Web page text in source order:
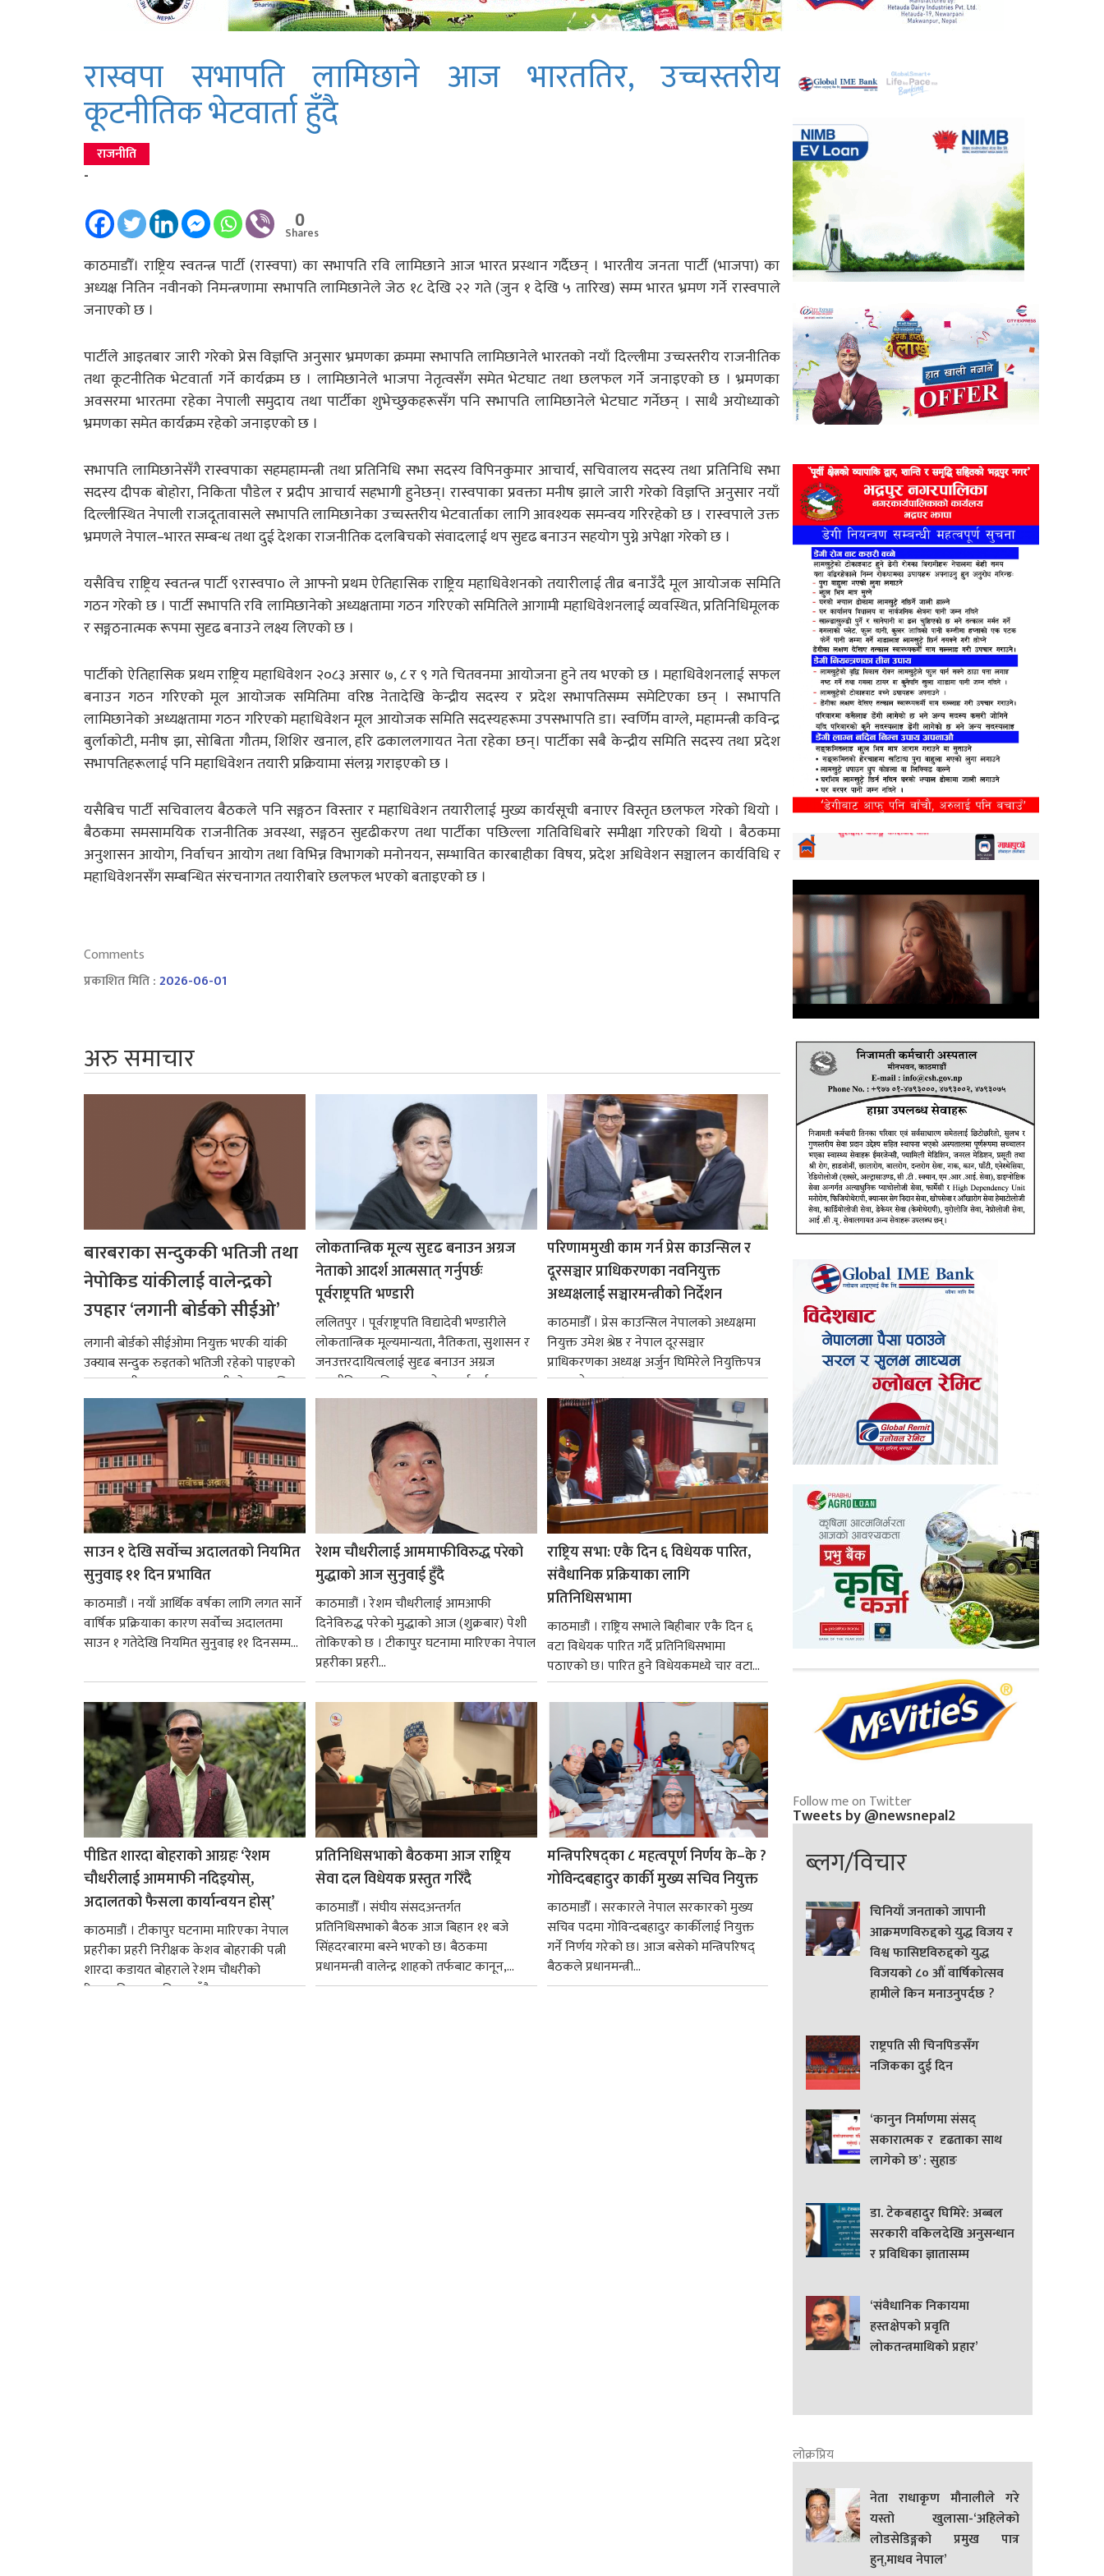
रास्वपा सभापति लामिछाने आज भारततिर, उच्चस्तरीय
कूटनीतिक भेटवार्ता हुँदै
राजनीति
-
0
Shares
काठमाडौँ। राष्ट्रिय स्वतन्त्र पार्टी (रास्वपा) का सभापति रवि लामिछाने आज भारत प्रस्थान गर्दैछन् । भारतीय जनता पार्टी (भाजपा) का
अध्यक्ष नितिन नवीनको निमन्त्रणामा सभापति लामिछानेले जेठ १८ देखि २२ गते (जुन १ देखि ५ तारिख) सम्म भारत भ्रमण गर्ने रास्वपाले
जनाएको छ ।
पार्टीले आइतबार जारी गरेको प्रेस विज्ञप्ति अनुसार भ्रमणका क्रममा सभापति लामिछानेले भारतको नयाँ दिल्लीमा उच्चस्तरीय राजनीतिक
तथा कूटनीतिक भेटवार्ता गर्ने कार्यक्रम छ । लामिछानेले भाजपा नेतृत्वसँग समेत भेटघाट तथा छलफल गर्ने जनाइएको छ । भ्रमणका
अवसरमा भारतमा रहेका नेपाली समुदाय तथा पार्टीका शुभेच्छुकहरूसँग पनि सभापति लामिछानेले भेटघाट गर्नेछन् । साथै अयोध्याको
भ्रमणका समेत कार्यक्रम रहेको जनाइएको छ ।
सभापति लामिछानेसँगै रास्वपाका सहमहामन्त्री तथा प्रतिनिधि सभा सदस्य विपिनकुमार आचार्य, सचिवालय सदस्य तथा प्रतिनिधि सभा
सदस्य दीपक बोहोरा, निकिता पौडेल र प्रदीप आचार्य सहभागी हुनेछन्। रास्वपाका प्रवक्ता मनीष झाले जारी गरेको विज्ञप्ति अनुसार नयाँ
दिल्लीस्थित नेपाली राजदूतावासले सभापति लामिछानेका उच्चस्तरीय भेटवार्ताका लागि आवश्यक समन्वय गरिरहेको छ । रास्वपाले उक्त
भ्रमणले नेपाल–भारत सम्बन्ध तथा दुई देशका राजनीतिक दलबिचको संवादलाई थप सुदृढ बनाउन सहयोग पुग्ने अपेक्षा गरेको छ ।
यसैविच राष्ट्रिय स्वतन्त्र पार्टी ९रास्वपा० ले आफ्नो प्रथम ऐतिहासिक राष्ट्रिय महाधिवेशनको तयारीलाई तीव्र बनाउँदै मूल आयोजक समिति
गठन गरेको छ । पार्टी सभापति रवि लामिछानेको अध्यक्षतामा गठन गरिएको समितिले आगामी महाधिवेशनलाई व्यवस्थित, प्रतिनिधिमूलक
र सङ्गठनात्मक रूपमा सुदृढ बनाउने लक्ष्य लिएको छ ।
पार्टीको ऐतिहासिक प्रथम राष्ट्रिय महाधिवेशन २०८३ असार ७, ८ र ९ गते चितवनमा आयोजना हुने तय भएको छ । महाधिवेशनलाई सफल
बनाउन गठन गरिएको मूल आयोजक समितिमा वरिष्ठ नेतादेखि केन्द्रीय सदस्य र प्रदेश सभापतिसम्म समेटिएका छन् । सभापति
लामिछानेको अध्यक्षतामा गठन गरिएको महाधिवेशन मूल आयोजक समिति सदस्यहरूमा उपसभापति डा। स्वर्णिम वाग्ले, महामन्त्री कविन्द्र
बुर्लाकोटी, मनीष झा, सोबिता गौतम, शिशिर खनाल, हरि ढकाललगायत नेता रहेका छन्। पार्टीका सबै केन्द्रीय समिति सदस्य तथा प्रदेश
सभापतिहरूलाई पनि महाधिवेशन तयारी प्रक्रियामा संलग्न गराइएको छ ।
यसैबिच पार्टी सचिवालय बैठकले पनि सङ्गठन विस्तार र महाधिवेशन तयारीलाई मुख्य कार्यसूची बनाएर विस्तृत छलफल गरेको थियो ।
बैठकमा समसामयिक राजनीतिक अवस्था, सङ्गठन सुदृढीकरण तथा पार्टीका पछिल्ला गतिविधिबारे समीक्षा गरिएको थियो । बैठकमा
अनुशासन आयोग, निर्वाचन आयोग तथा विभिन्न विभागको मनोनयन, सम्भावित कारबाहीका विषय, प्रदेश अधिवेशन सञ्चालन कार्यविधि र
महाधिवेशनसँग सम्बन्धित संरचनागत तयारीबारे छलफल भएको बताइएको छ ।
Comments
प्रकाशित मिति :2026-06-01
अरु समाचार
बारबराका सन्दुककी भतिजी तथा
नेपोकिड यांकीलाई वालेन्द्रको
उपहार ‘लगानी बोर्डको सीईओ’
लगानी बोर्डको सीईओमा नियुक्त भएकी यांकी
उक्याब सन्दुक रुइतको भतिजी रहेको पाइएको
छ। तत्कालीन समयमा महाकालीको अञ्चलाधिश
नै बनेका जोन...
लोकतान्त्रिक मूल्य सुदृढ बनाउन अग्रज
नेताको आदर्श आत्मसात् गर्नुपर्छः
पूर्वराष्ट्रपति भण्डारी
ललितपुर । पूर्वराष्ट्रपति विद्यादेवी भण्डारीले
लोकतान्त्रिक मूल्यमान्यता, नैतिकता, सुशासन र
जनउत्तरदायित्वलाई सुदृढ बनाउन अग्रज
राजनीतिक व्यक्तित्वहरूको आदर्शलाई आत्मसात्
गर्न आवश्यक...
परिणाममुखी काम गर्न प्रेस काउन्सिल र
दूरसञ्चार प्राधिकरणका नवनियुक्त
अध्यक्षलाई सञ्चारमन्त्रीको निर्देशन
काठमाडौँ । प्रेस काउन्सिल नेपालको अध्यक्षमा
नियुक्त उमेश श्रेष्ठ र नेपाल दूरसञ्चार
प्राधिकरणका अध्यक्ष अर्जुन घिमिरेले नियुक्तिपत्र
ग्रहण गरेका छन्।...
साउन १ देखि सर्वोच्च अदालतको नियमित
सुनुवाइ ११ दिन प्रभावित
काठमाडौं । नयाँ आर्थिक वर्षका लागि लगत सार्ने
वार्षिक प्रक्रियाका कारण सर्वोच्च अदालतमा
साउन १ गतेदेखि नियमित सुनुवाइ ११ दिनसम्म...
रेशम चौधरीलाई आममाफीविरुद्ध परेको
मुद्धाको आज सुनुवाई हुँदै
काठमाडौं । रेशम चौधरीलाई आमआफी
दिनेविरुद्ध परेको मुद्धाको आज (शुक्रबार) पेशी
तोकिएको छ । टीकापुर घटनामा मारिएका नेपाल
प्रहरीका प्रहरी...
राष्ट्रिय सभा: एकै दिन ६ विधेयक पारित,
संवैधानिक प्रक्रियाका लागि
प्रतिनिधिसभामा
काठमाडौं । राष्ट्रिय सभाले बिहीबार एकै दिन ६
वटा विधेयक पारित गर्दै प्रतिनिधिसभामा
पठाएको छ। पारित हुने विधेयकमध्ये चार वटा...
पीडित शारदा बोहराको आग्रहः ‘रेशम
चौधरीलाई आममाफी नदिइयोस्,
अदालतको फैसला कार्यान्वयन होस्’
काठमाडौं । टीकापुर घटनामा मारिएका नेपाल
प्रहरीका प्रहरी निरीक्षक केशव बोहराकी पत्नी
शारदा कडायत बोहराले रेशम चौधरीको
रिहाइप्रति असहमति जनाउँदै...
प्रतिनिधिसभाको बैठकमा आज राष्ट्रिय
सेवा दल विधेयक प्रस्तुत गरिँदै
काठमाडौँ । संघीय संसदअन्तर्गत
प्रतिनिधिसभाको बैठक आज बिहान ११ बजे
सिंहदरबारमा बस्ने भएको छ। बैठकमा
प्रधानमन्त्री वालेन्द्र शाहको तर्फबाट कानून,...
मन्त्रिपरिषद्का ८ महत्वपूर्ण निर्णय के–के ?
गोविन्दबहादुर कार्की मुख्य सचिव नियुक्त
काठमाडौँ । सरकारले नेपाल सरकारको मुख्य
सचिव पदमा गोविन्दबहादुर कार्कीलाई नियुक्त
गर्ने निर्णय गरेको छ। आज बसेको मन्त्रिपरिषद्
बैठकले प्रधानमन्त्री...
Follow me on Twitter
Tweets by @newsnepal2
ब्लग/विचार
चिनियाँ जनताको जापानी
आक्रमणविरुद्दको युद्ध विजय र
विश्व फासिष्टविरुद्दको युद्ध
विजयको ८० औं वार्षिकोत्सव
हामीले किन मनाउनुपर्दछ ?
राष्ट्रपति सी चिनपिङसँग
नजिकका दुई दिन
‘कानुन निर्माणमा संसद्
सकारात्मक र दृढताका साथ
लागेको छ’ : सुहाङ
डा. टेकबहादुर घिमिरे: अब्बल
सरकारी वकिलदेखि अनुसन्धान
र प्रविधिका ज्ञातासम्म
‘संवैधानिक निकायमा
हस्तक्षेपको प्रवृति
लोकतन्त्रमाथिको प्रहार’
लोक्रप्रिय
नेता राधाकृण मौनालीले गरे
यस्तो खुलासा-‘अहिलेको
लोडसेडिङ्गको प्रमुख पात्र
हुन्,माधव नेपाल’